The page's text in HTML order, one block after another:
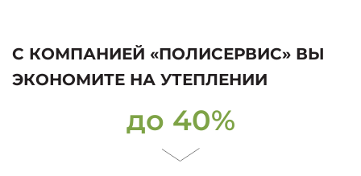
С КОМПАНИЕЙ «ПОЛИСЕРВИС» ВЫ
ЭКОНОМИТЕ НА УТЕПЛЕНИИ
до 40%